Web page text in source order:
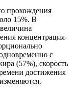
прохождения
15%. В
концентрация-
с
(57%), скорость
достижения